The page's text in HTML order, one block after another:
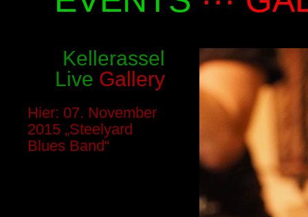
Kellerassel
Live Gallery
Hier: 07. November
2015 „Steelyard
Blues Band“